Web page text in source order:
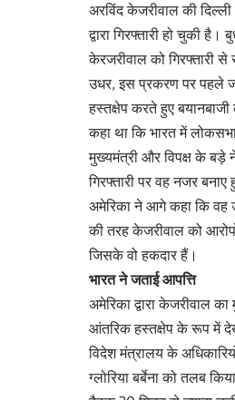
अरविंद केजरीवाल की दिल्ली
द्वारा गिरफ्तारी हो चुकी है।
केरजरीवाल को गिरफ्तारी से
उधर, इस प्रकरण पर पहले
हस्तक्षेप करते हुए
कहा था कि भारत में
मुख्यमंत्री और विपक्ष के बड़े
गिरफ्तारी पर वह नजर बनाए
अमेरिका ने आगे कहा कि वह
की तरह केजरीवाल को
जिसके वो हकदार हैं।
भारत ने जताई आपत्ति
अमेरिका द्वारा केजरीवाल का
आंतरिक हस्तक्षेप के रूप में
विदेश मंत्रालय के
ग्लोरिया बर्बेना को तलब